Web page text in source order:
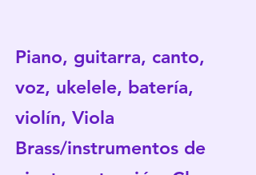
Piano, guitarra, canto,
voz, ukelele, batería,
violín, Viola
Brass/instrumentos de